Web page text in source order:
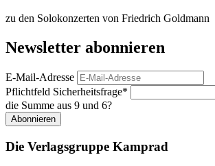
zu den Solokonzerten von Friedrich Goldmann
Newsletter abonnieren
E-Mail-Adresse
Pflichtfeld Sicherheitsfrage*
die Summe aus 9 und 6?
Abonnieren
Die Verlagsgruppe Kamprad